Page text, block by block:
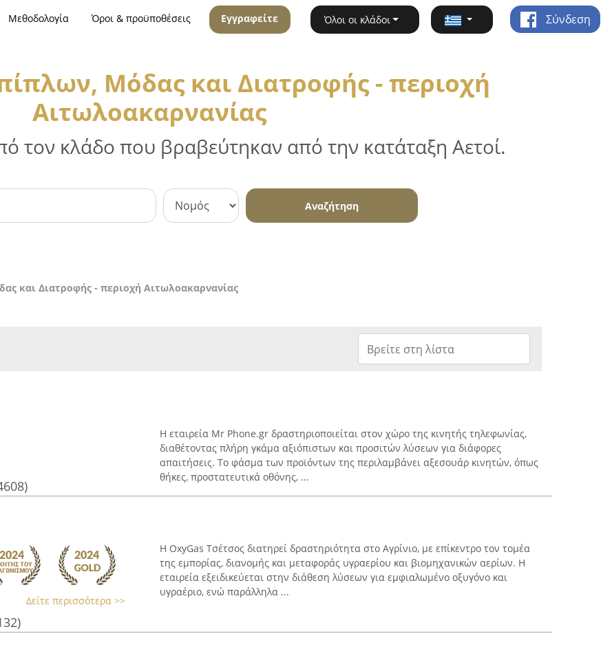
Μεθοδολογία Όροι & προϋποθέσεις Εγγραφείτε Όλοι οι κλάδοι Σύνδεση
Μόδας και Διατροφής - περιοχή
Αιτωλοακαρνανίας
τον κλάδο που βραβεύτηκαν από την κατάταξη Αετοί.
Αναζήτηση
και Διατροφής - περιοχή Αιτωλοακαρνανίας
Η εταιρεία Mr Phone.gr δραστηριοποιείται στον χώρο της κινητής τηλεφωνίας,
διαθέτοντας πλήρη γκάμα αξιόπιστων και προσιτών λύσεων για διάφορες
απαιτήσεις. Το φάσμα των προϊόντων της περιλαμβάνει αξεσουάρ κινητών, όπως
θήκες, προστατευτικά οθόνης, ...
Δείτε περισσότερα >>
Η OxyGas Τσέτσος διατηρεί δραστηριότητα στο Αγρίνιο, με επίκεντρο τον τομέα
της εμπορίας, διανομής και μεταφοράς υγραερίου και βιομηχανικών αερίων. Η
εταιρεία εξειδικεύεται στην διάθεση λύσεων για εμφιαλωμένο οξυγόνο και
υγραέριο, ενώ παράλληλα ...